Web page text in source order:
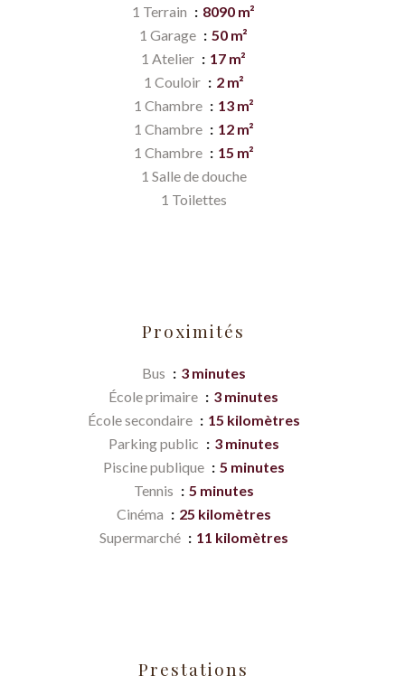
1 Terrain
8090 m²
1 Garage
50 m²
1 Atelier
17 m²
1 Couloir
2 m²
1 Chambre
13 m²
1 Chambre
12 m²
1 Chambre
15 m²
1 Salle de douche
1 Toilettes
Proximités
Bus
3 minutes
École primaire
3 minutes
École secondaire
15 kilomètres
Parking public
3 minutes
Piscine publique
5 minutes
Tennis
5 minutes
Cinéma
25 kilomètres
Supermarché
11 kilomètres
Prestations